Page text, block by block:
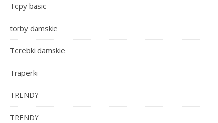
Topy basic
torby damskie
Torebki damskie
Traperki
TRENDY
TRENDY